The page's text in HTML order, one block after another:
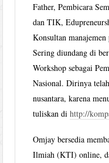
Father, Pembicara
dan TIK,
Konsultan
Sering diundang di
Workshop sebagai
Nasional. Dirinya
nusantara, karena
tuliskan dihttp://
Omjay bersedia
Ilmiah (KTI) online,